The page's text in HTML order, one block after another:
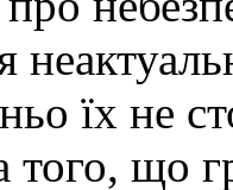
їх не
того, що